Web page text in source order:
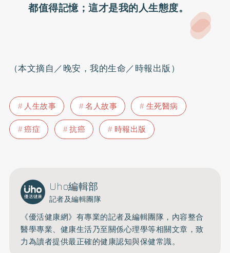
都值得記憶；這才是我的人生態度。
（本文摘自／晚安，我的生命／時報出版）
人生故事 名人故事
生死醫病
癌症
抗癌 時報出版
Uho編輯部
記者及編輯團隊
《優活健康網》有專業的記者及編輯團隊，內容整合
醫學專業、健康生活乃至關係心理學等相關文章，致
力為讀者提供最正確的健康認知與保健常識。